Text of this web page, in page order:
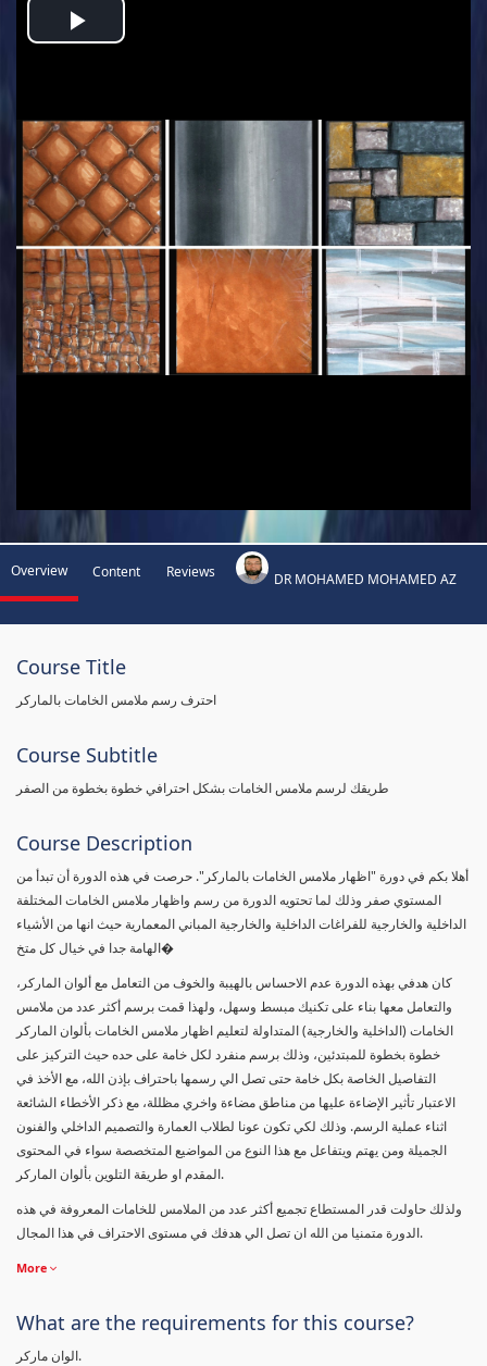
Play
Overview Content Reviews DR MOHAMED MOHAMED AZ
Course Title
احترف رسم ملامس الخامات بالماركر
Course Subtitle
طريقك لرسم ملامس الخامات بشكل احترافي خطوة بخطوة من الصفر
Course Description
أهلا بكم في دورة "اظهار ملامس الخامات بالماركر". حرصت في هذه الدورة أن تبدأ من
المستوي صفر وذلك لما تحتويه الدورة من رسم واظهار ملامس الخامات المختلفة
الداخلية والخارجية للفراغات الداخلية والخارجية المباني المعمارية حيث انها من الأشياء
الهامة جدا في خيال كل متخ�
كان هدفي بهذه الدورة عدم الاحساس بالهيبة والخوف من التعامل مع ألوان الماركر،
والتعامل معها بناء على تكنيك مبسط وسهل، ولهذا قمت برسم أكثر عدد من ملامس
الخامات (الداخلية والخارجية) المتداولة لتعليم اظهار ملامس الخامات بألوان الماركر
خطوة بخطوة للمبتدئين، وذلك برسم منفرد لكل خامة على حده حيث التركيز على
التفاصيل الخاصة بكل خامة حتى تصل الي رسمها باحتراف بإذن الله، مع الأخذ في
الاعتبار تأثير الإضاءة عليها من مناطق مضاءة واخري مظللة، مع ذكر الأخطاء الشائعة
اثناء عملية الرسم. وذلك لكي تكون عونا لطلاب العمارة والتصميم الداخلي والفنون
الجميلة ومن يهتم ويتفاعل مع هذا النوع من المواضيع المتخصصة سواء في المحتوى
المقدم او طريقة التلوين بألوان الماركر.
ولذلك حاولت قدر المستطاع تجميع أكثر عدد من الملامس للخامات المعروفة في هذه
الدورة متمنيا من الله ان تصل الي هدفك في مستوى الاحتراف في هذا المجال.
More
What are the requirements for this course?
الوان ماركر.